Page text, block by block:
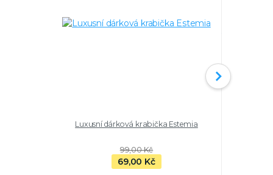
Luxusní dárková krabička Estemia
99,00 Kč
69,00 Kč